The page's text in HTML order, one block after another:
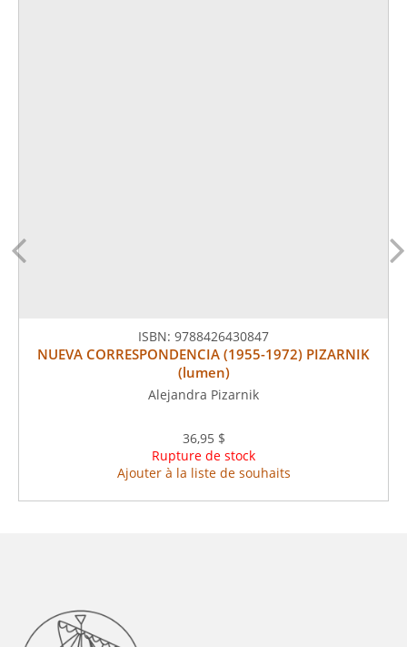
ISBN: 9788426430847
NUEVA CORRESPONDENCIA (1955-1972) PIZARNIK
(lumen)
Alejandra Pizarnik
36,95 $
Rupture de stock
Ajouter à la liste de souhaits